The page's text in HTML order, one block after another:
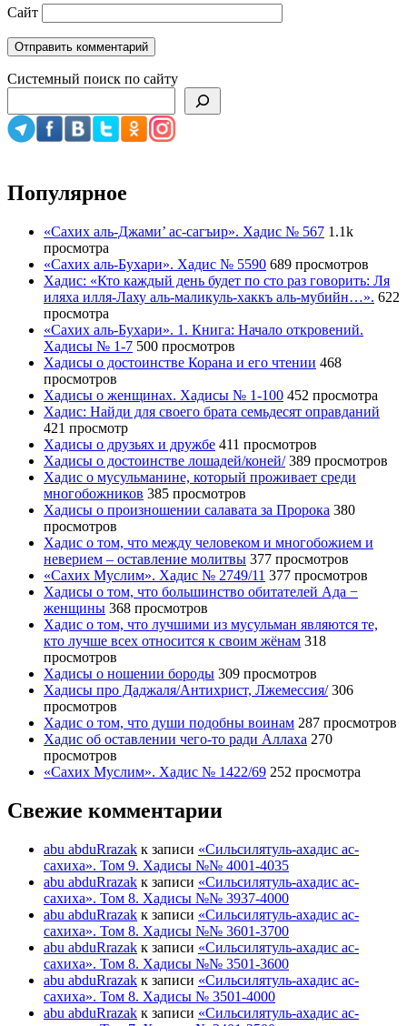
Сайт
Системный поиск по сайту
Популярное
«Сахих аль-Джами’ ас-сагъир». Хадис № 567 1.1k
просмотра
«Сахих аль-Бухари». Хадис № 5590 689 просмотров
Хадис: «Кто каждый день будет по сто раз говорить: Ля
иляха илля-Лаху аль-маликуль-хаккъ аль-мубийн…». 622
просмотра
«Сахих аль-Бухари». 1. Книга: Начало откровений.
Хадисы № 1-7 500 просмотров
Хадисы о достоинстве Корана и его чтении 468
просмотров
Хадисы о женщинах. Хадисы № 1-100 452 просмотра
Хадис: Найди для своего брата семьдесят оправданий
421 просмотр
Хадисы о друзьях и дружбе 411 просмотров
Хадисы о достоинстве лошадей/коней/ 389 просмотров
Хадис о мусульманине, который проживает среди
многобожников 385 просмотров
Хадисы о произношении салавата за Пророка 380
просмотров
Хадис о том, что между человеком и многобожием и
неверием – оставление молитвы 377 просмотров
«Сахих Муслим». Хадис № 2749/11 377 просмотров
Хадисы о том, что большинство обитателей Ада −
женщины 368 просмотров
Хадис о том, что лучшими из мусульман являются те,
кто лучше всех относится к своим жёнам 318
просмотров
Хадисы о ношении бороды 309 просмотров
Хадисы про Даджаля/Антихрист, Лжемессия/ 306
просмотров
Хадис о том, что души подобны воинам 287 просмотров
Хадис об оставлении чего-то ради Аллаха 270
просмотров
«Сахих Муслим». Хадис № 1422/69 252 просмотра
Свежие комментарии
abu abduRrazak к записи «Сильсилятуль-ахадис ас-
сахиха». Том 9. Хадисы №№ 4001-4035
abu abduRrazak к записи «Сильсилятуль-ахадис ас-
сахиха». Том 8. Хадисы №№ 3937-4000
abu abduRrazak к записи «Сильсилятуль-ахадис ас-
сахиха». Том 8. Хадисы №№ 3601-3700
abu abduRrazak к записи «Сильсилятуль-ахадис ас-
сахиха». Том 8. Хадисы №№ 3501-3600
abu abduRrazak к записи «Сильсилятуль-ахадис ас-
сахиха». Том 8. Хадисы № 3501-4000
abu abduRrazak к записи «Сильсилятуль-ахадис ас-